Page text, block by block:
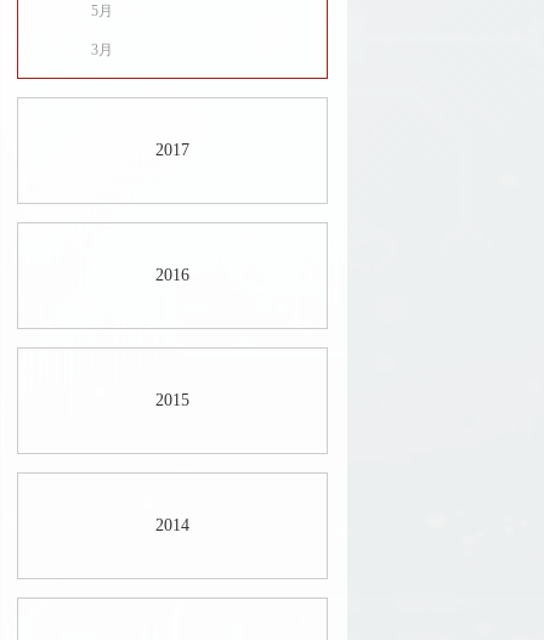
5月
3月
2017
2016
2015
2014